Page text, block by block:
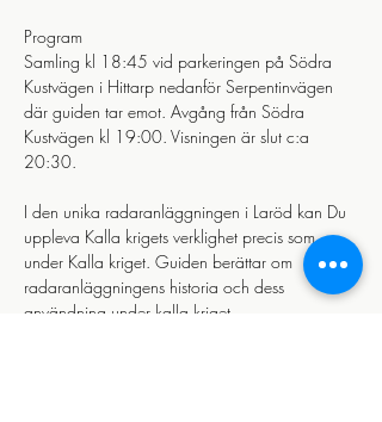
Program
Samling kl 18:45 vid parkeringen på Södra
Kustvägen i Hittarp nedanför Serpentinvägen
där guiden tar emot. Avgång från Södra
Kustvägen kl 19:00. Visningen är slut c:a
20:30.
I den unika radaranläggningen i Laröd kan Du
uppleva Kalla krigets verklighet precis som
under Kalla kriget. Guiden berättar om
radaranläggningens historia och dess
användning under kalla kriget.